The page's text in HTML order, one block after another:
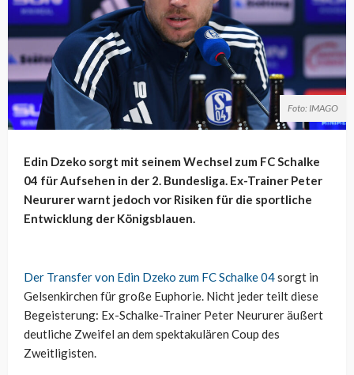
Foto: IMAGO
Edin Dzeko sorgt mit seinem Wechsel zum FC Schalke
04 für Aufsehen in der 2. Bundesliga. Ex-Trainer Peter
Neururer warnt jedoch vor Risiken für die sportliche
Entwicklung der Königsblauen.
Der Transfer von Edin Dzeko zum FC Schalke 04sorgt in
Gelsenkirchen für große Euphorie. Nicht jeder teilt diese
Begeisterung: Ex-Schalke-Trainer Peter Neururer äußert
deutliche Zweifel an dem spektakulären Coup des
Zweitligisten.